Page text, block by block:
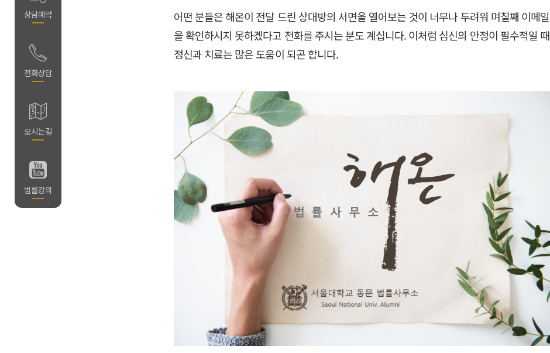
어떤 분들은 해온이 전달 드린 상대방의 서면을 열어보는 것이 너무나 두려워 며칠째 이메일
을 확인하시지 못하겠다고 전화를 주시는 분도 계십니다.이처럼 심신의 안정이 필수적일 때
정신과 치료는 많은 도움이 되곤 합니다.
상담예약
전화상담
오시는길
법률강의